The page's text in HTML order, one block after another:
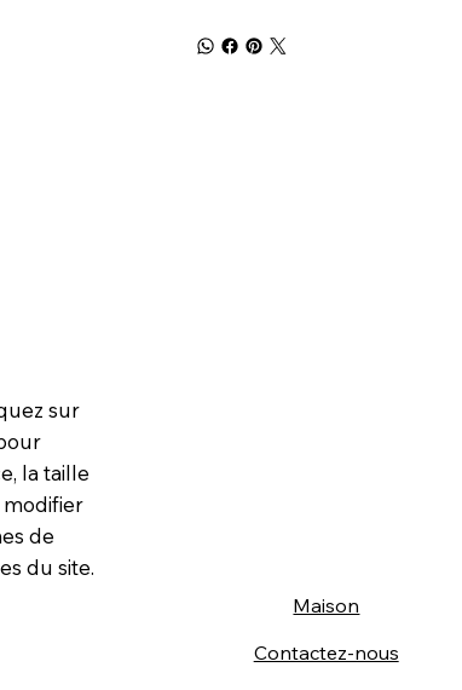
sur
la taille
de
du site.
Maison
Contactez-nous